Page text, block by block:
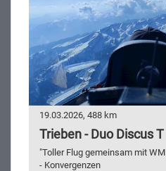
19.03.2026, 488 km
Trieben - Duo Discus T
"Toller Flug gemeinsam mit WM
- Konvergenzen